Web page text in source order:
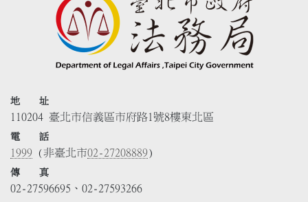
地 址
110204 臺北市信義區市府路1號8樓東北區
電 話
1999 (非臺北市02-27208889)
傳 真
02-27596695、02-27593266